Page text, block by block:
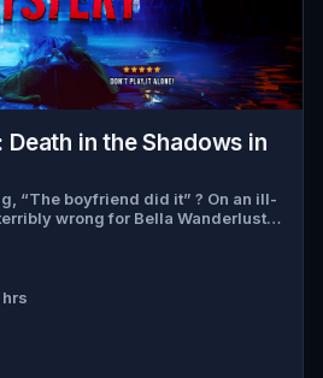
in the Shadows in
“The boyfriend did it” ? On an ill-
wrong for Bella Wanderlust
a famous travel blogger, was
tour led by the theatrical Percy
Percy, the ghost tour
real murderer before they strike
hrs